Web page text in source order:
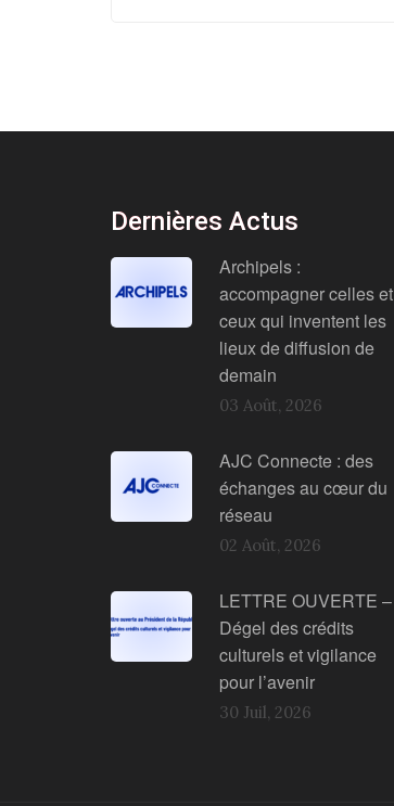
Dernières Actus
Archipels :
accompagner celles et
ceux qui inventent les
lieux de diffusion de
demain
03 Août, 2026
AJC Connecte : des
échanges au cœur du
réseau
02 Août, 2026
LETTRE OUVERTE –
Dégel des crédits
culturels et vigilance
pour l’avenir
30 Juil, 2026